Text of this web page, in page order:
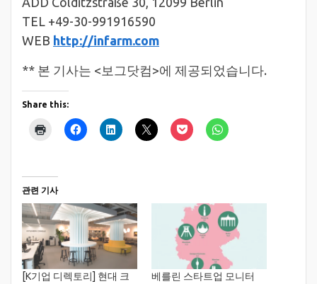
TEL +49-30-991916590
WEB http://infarm.com
** 본 기사는 <보그닷컴>에 제공되었습니다.
Share this:
관련 기사
[K기업 디렉토리] 현대 크
베를린 스타트업 모니터